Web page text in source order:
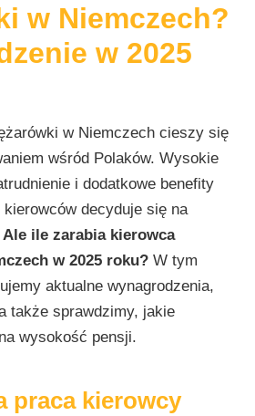
w Niemczech?
w 2025
w Niemczech cieszy się
wśród Polaków. Wysokie
i dodatkowe benefity
decyduje się na
Ale ile zarabia kierowca
w 2025 roku? W tym
aktualne wynagrodzenia,
także sprawdzimy, jakie
wysokość pensji.
praca kierowcy